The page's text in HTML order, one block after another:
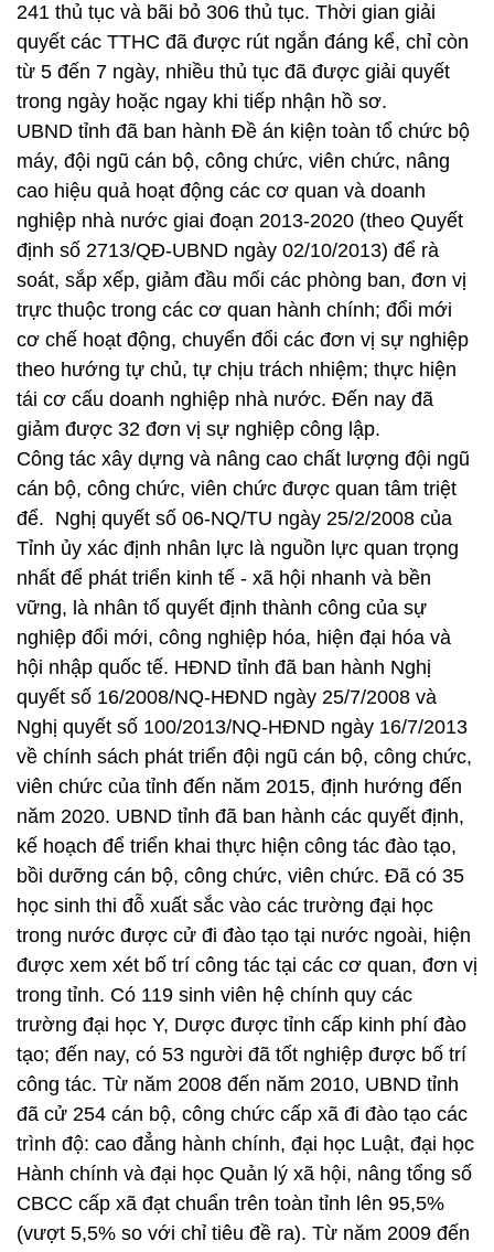
241 thủ tục và bãi bỏ 306 thủ tục. Thời gian giải
quyết các TTHC đã được rút ngắn đáng kể, chỉ còn
từ 5 đến 7 ngày, nhiều thủ tục đã được giải quyết
trong ngày hoặc ngay khi tiếp nhận hồ sơ.
UBND tỉnh đã ban hành Đề án kiện toàn tổ chức bộ
máy, đội ngũ cán bộ, công chức, viên chức, nâng
cao hiệu quả hoạt động các cơ quan và doanh
nghiệp nhà nước giai đoạn 2013-2020 (theo Quyết
định số 2713/QĐ-UBND ngày 02/10/2013) để rà
soát, sắp xếp, giảm đầu mối các phòng ban, đơn vị
trực thuộc trong các cơ quan hành chính; đổi mới
cơ chế hoạt động, chuyển đổi các đơn vị sự nghiệp
theo hướng tự chủ, tự chịu trách nhiệm; thực hiện
tái cơ cấu doanh nghiệp nhà nước. Đến nay đã
giảm được 32 đơn vị sự nghiệp công lập.
Công tác xây dựng và nâng cao chất lượng đội ngũ
cán bộ, công chức, viên chức được quan tâm triệt
để. Nghị quyết số 06-NQ/TU ngày 25/2/2008 của
Tỉnh ủy xác định nhân lực là nguồn lực quan trọng
nhất để phát triển kinh tế - xã hội nhanh và bền
vững, là nhân tố quyết định thành công của sự
nghiệp đổi mới, công nghiệp hóa, hiện đại hóa và
hội nhập quốc tế. HĐND tỉnh đã ban hành Nghị
quyết số 16/2008/NQ-HĐND ngày 25/7/2008 và
Nghị quyết số 100/2013/NQ-HĐND ngày 16/7/2013
về chính sách phát triển đội ngũ cán bộ, công chức,
viên chức của tỉnh đến năm 2015, định hướng đến
năm 2020. UBND tỉnh đã ban hành các quyết định,
kế hoạch để triển khai thực hiện công tác đào tạo,
bồi dưỡng cán bộ, công chức, viên chức. Đã có 35
học sinh thi đỗ xuất sắc vào các trường đại học
trong nước được cử đi đào tạo tại nước ngoài, hiện
được xem xét bố trí công tác tại các cơ quan, đơn vị
trong tỉnh. Có 119 sinh viên hệ chính quy các
trường đại học Y, Dược được tỉnh cấp kinh phí đào
tạo; đến nay, có 53 người đã tốt nghiệp được bố trí
công tác. Từ năm 2008 đến năm 2010, UBND tỉnh
đã cử 254 cán bộ, công chức cấp xã đi đào tạo các
trình độ: cao đẳng hành chính, đại học Luật, đại học
Hành chính và đại học Quản lý xã hội, nâng tổng số
CBCC cấp xã đạt chuẩn trên toàn tỉnh lên 95,5%
(vượt 5,5% so với chỉ tiêu đề ra). Từ năm 2009 đến